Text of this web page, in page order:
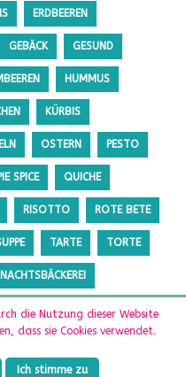
ERDBEEREN
GEBÄCK GESUND
HUMMUS
KÜRBIS
OSTERN PESTO
SPICE QUICHE
RISOTTO ROTE BETE
TARTE TORTE
die Nutzung dieser Website
dass sie Cookies verwendet.
Ich stimme zu